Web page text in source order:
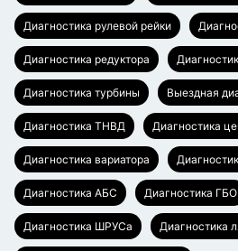
Диагностика рулевой рейки
Диагностика редуктора
Диагностика турбины Выездная
Диагностика ТНВД Диагностика
Диагностика вариатора
Диагностика АБС Диагностика ГБО
Диагностика ШРУСа Диагностика